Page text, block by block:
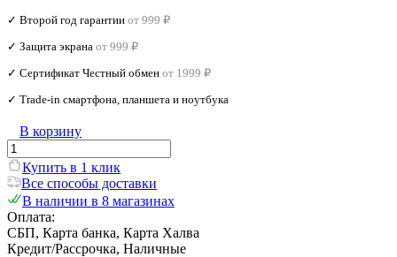
✓ Второй год гарантии от 999 ₽
✓ Защита экрана от 999 ₽
✓ Сертификат Честный обмен от 1999 ₽
✓ Trade‑in смартфона, планшета и ноутбука
В корзину
Купить в 1 клик
Все способы доставки
В наличии в 8 магазинах
Оплата:
СБП, Карта банка, Карта Халва
Кредит/Рассрочка, Наличные